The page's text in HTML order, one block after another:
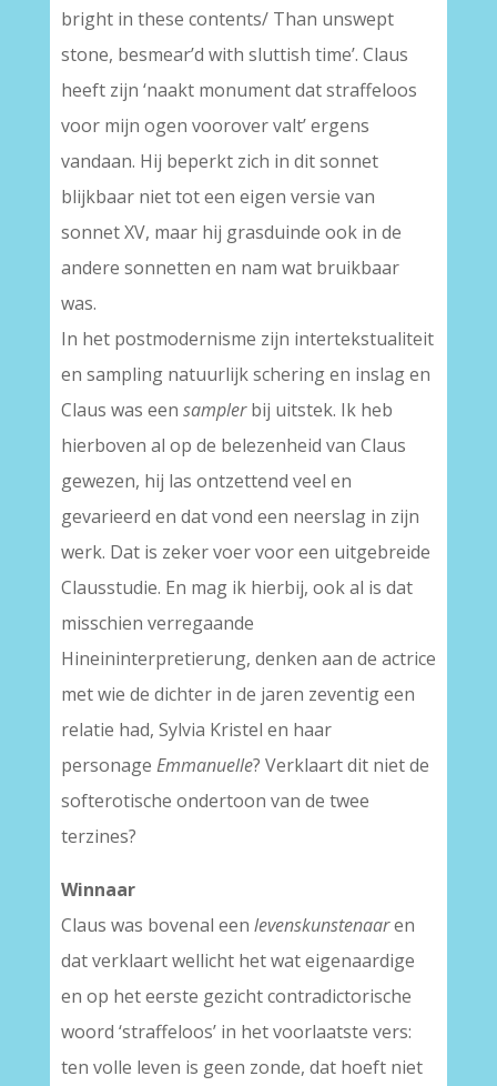
bright in these contents/ Than unswept
stone, besmear’d with sluttish time’. Claus
heeft zijn ‘naakt monument dat straffeloos
voor mijn ogen voorover valt’ ergens
vandaan. Hij beperkt zich in dit sonnet
blijkbaar niet tot een eigen versie van
sonnet XV, maar hij grasduinde ook in de
andere sonnetten en nam wat bruikbaar
was.
In het postmodernisme zijn intertekstualiteit
en sampling natuurlijk schering en inslag en
Claus was een samplerbij uitstek. Ik heb
hierboven al op de belezenheid van Claus
gewezen, hij las ontzettend veel en
gevarieerd en dat vond een neerslag in zijn
werk. Dat is zeker voer voor een uitgebreide
Clausstudie. En mag ik hierbij, ook al is dat
misschien verregaande
Hineininterpretierung, denken aan de actrice
met wie de dichter in de jaren zeventig een
relatie had, Sylvia Kristel en haar
personage Emmanuelle? Verklaart dit niet de
softerotische ondertoon van de twee
terzines?
Winnaar
Claus was bovenal een levenskunstenaaren
dat verklaart wellicht het wat eigenaardige
en op het eerste gezicht contradictorische
woord ‘straffeloos’ in het voorlaatste vers:
ten volle leven is geen zonde, dat hoeft niet